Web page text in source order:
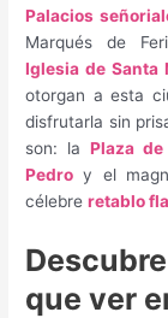
Palacios
Marqués de
Iglesia de Santa
otorgan a esta
disfrutarla sin
son: la Plaza
Pedro y el
célebreretablo
que ver